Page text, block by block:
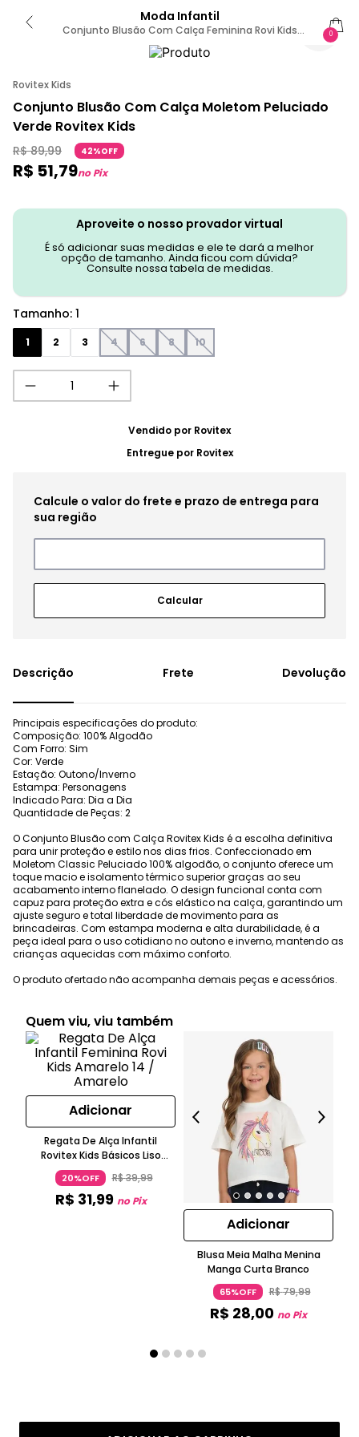
Moda Infantil
Conjunto Blusão Com Calça Feminina Rovi Kids
Verde 1 / Verde
0
Rovitex Kids
Conjunto Blusão Com Calça Moletom Peluciado
Verde Rovitex Kids
R$ 89,99 42%OFF
R$ 51,79no Pix
Aproveite o nosso provador virtual
É só adicionar suas medidas e ele te dará a melhor
opção de tamanho. Ainda ficou com dúvida?
Consulte nossa tabela de medidas.
Tamanho: 1
1 2 3 4 6 8 10
Vendido por Rovitex
Entregue por Rovitex
Frete Devolução
Principais especificações do produto:
Composição: 100% Algodão
Com Forro: Sim
Cor: Verde
Estação: Outono/Inverno
Estampa: Personagens
Indicado Para: Dia a Dia
Quantidade de Peças: 2
O Conjunto Blusão com Calça Rovitex Kids é a escolha definitiva
para unir proteção e estilo nos dias frios. Confeccionado em
Moletom Classic Peluciado 100% algodão, o conjunto oferece um
toque macio e isolamento térmico superior graças ao seu
acabamento interno flanelado. O design funcional conta com
capuz para proteção extra e cós elástico na calça, garantindo um
ajuste seguro e total liberdade de movimento para as
brincadeiras. Com estampa moderna e alta durabilidade, é a
peça ideal para o uso cotidiano no outono e inverno, mantendo as
crianças aquecidas com máximo conforto.
O produto ofertado não acompanha demais peças e acessórios.
Quem viu, viu também
Adicionar
Regata De Alça Infantil
Rovitex Kids Básicos Liso
Amarelo
20%OFF R$39,99
R$ 31,99 no Pix
Adicionar
Blusa Meia Malha Menina
Manga Curta Branco
65%OFF R$79,99
R$ 28,00 no Pix